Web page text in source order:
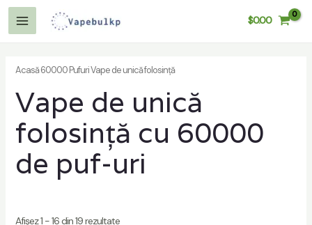
Treceți
Meniu
$0.00
Acasă60000 Pufuri Vape de unică folosință
Vape de unică
folosință cu 60000
de puf-uri
Afișez 1 - 16 din 19 rezultate